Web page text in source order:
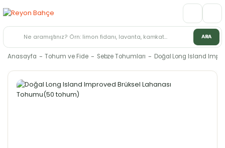
ARA
Anasayfa Tohum ve Fide Sebze Tohumları Doğal Long Island